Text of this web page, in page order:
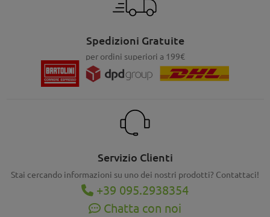
Spedizioni Gratuite
per ordini superiori a 199€
Servizio Clienti
Stai cercando informazioni su uno dei nostri prodotti? Contattaci!
+39 095.2938354
Chatta con noi